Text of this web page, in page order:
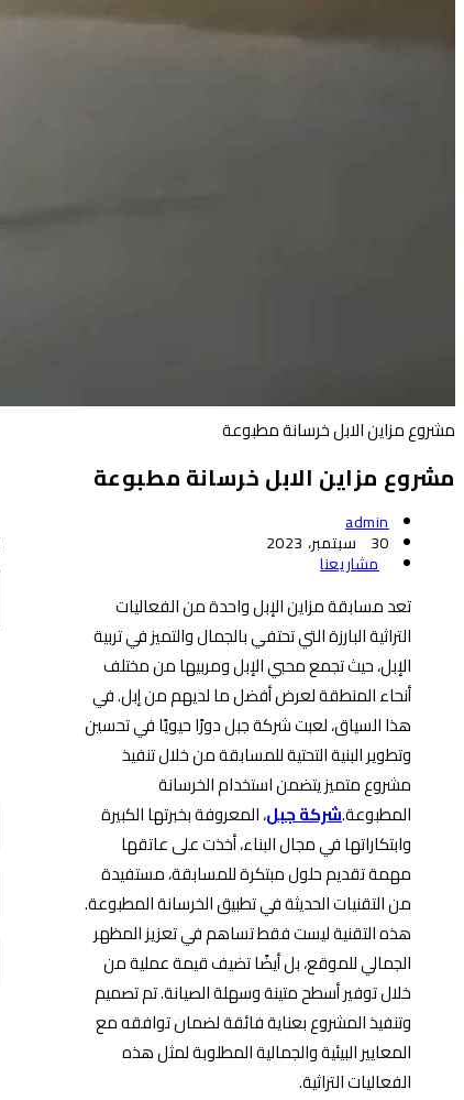
مشروع مزاين الابل خرسانة مطبوعة
مشروع مزاين الابل خرسانة مطبوعة
Post
author:
admin
Post
published:
30 سبتمبر، 2023
Post
مشاريعنا
تعد مسابقة مزاين الإبل واحدة من الفعاليات
التراثية البارزة التي تحتفي بالجمال والتميز في تربية
الإبل، حيث تجمع محبي الإبل ومربيها من مختلف
أنحاء المنطقة لعرض أفضل ما لديهم من إبل. في
هذا السياق، لعبت شركة جبل دورًا حيويًا في تحسين
وتطوير البنية التحتية للمسابقة من خلال تنفيذ
مشروع متميز يتضمن استخدام الخرسانة
المطبوعة.شركة جبل، المعروفة بخبرتها الكبيرة
وابتكاراتها في مجال البناء، أخذت على عاتقها
مهمة تقديم حلول مبتكرة للمسابقة، مستفيدة
من التقنيات الحديثة في تطبيق الخرسانة المطبوعة.
هذه التقنية ليست فقط تساهم في تعزيز المظهر
الجمالي للموقع، بل أيضًا تضيف قيمة عملية من
خلال توفير أسطح متينة وسهلة الصيانة. تم تصميم
وتنفيذ المشروع بعناية فائقة لضمان توافقه مع
المعايير البيئية والجمالية المطلوبة لمثل هذه
الفعاليات التراثية.